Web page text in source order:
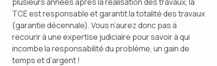
TCE est responsable et garantit la totalité des travaux
(garantie décennale). Vous n’aurez donc pas à
recourir à une expertise judiciaire pour savoir à qui
incombe la responsabilité du problème, un gain de
temps et d’argent !